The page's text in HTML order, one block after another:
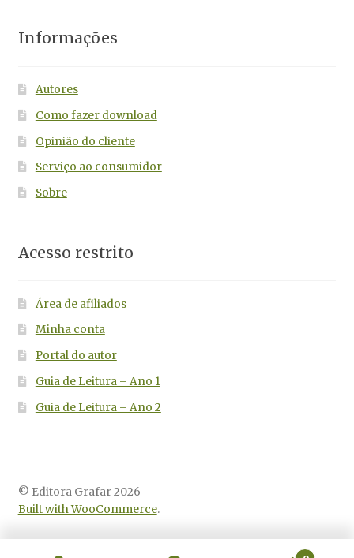
Informações
Autores
Como fazer download
Opinião do cliente
Serviço ao consumidor
Sobre
Acesso restrito
Área de afiliados
Minha conta
Portal do autor
Guia de Leitura – Ano 1
Guia de Leitura – Ano 2
© Editora Grafar 2026
Built with WooCommerce.